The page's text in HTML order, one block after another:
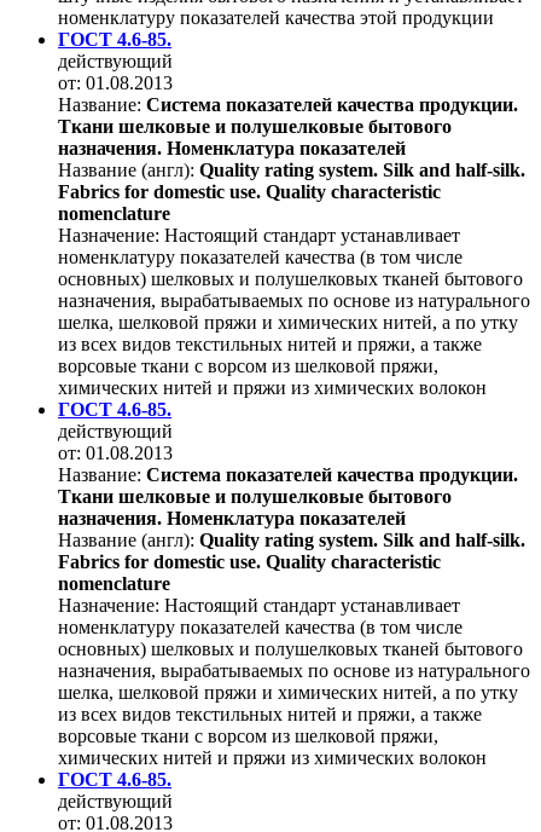
номенклатуру показателей качества этой продукции
ГОСТ 4.6-85.
действующий
от: 01.08.2013
Название: Система показателей качества продукции.
Ткани шелковые и полушелковые бытового
назначения. Номенклатура показателей
Название (англ): Quality rating system. Silk and half-silk.
Fabrics for domestic use. Quality characteristic
nomenclature
Назначение: Настоящий стандарт устанавливает
номенклатуру показателей качества (в том числе
основных) шелковых и полушелковых тканей бытового
назначения, вырабатываемых по основе из натурального
шелка, шелковой пряжи и химических нитей, а по утку
из всех видов текстильных нитей и пряжи, а также
ворсовые ткани с ворсом из шелковой пряжи,
химических нитей и пряжи из химических волокон
ГОСТ 4.6-85.
действующий
от: 01.08.2013
Название: Система показателей качества продукции.
Ткани шелковые и полушелковые бытового
назначения. Номенклатура показателей
Название (англ): Quality rating system. Silk and half-silk.
Fabrics for domestic use. Quality characteristic
nomenclature
Назначение: Настоящий стандарт устанавливает
номенклатуру показателей качества (в том числе
основных) шелковых и полушелковых тканей бытового
назначения, вырабатываемых по основе из натурального
шелка, шелковой пряжи и химических нитей, а по утку
из всех видов текстильных нитей и пряжи, а также
ворсовые ткани с ворсом из шелковой пряжи,
химических нитей и пряжи из химических волокон
ГОСТ 4.6-85.
действующий
от: 01.08.2013